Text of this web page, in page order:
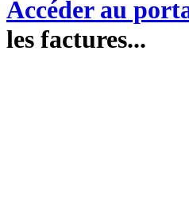
Accéder au
les factures...